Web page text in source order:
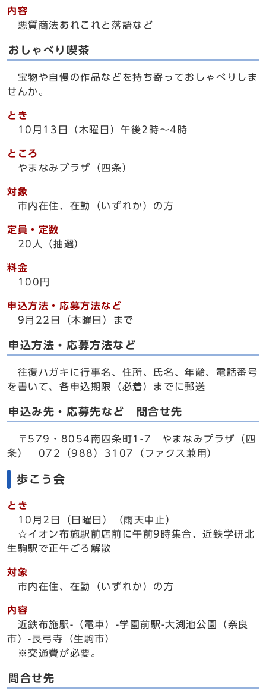
内容
悪質商法あれこれと落語など
おしゃべり喫茶
宝物や自慢の作品などを持ち寄っておしゃべりしま
せんか。
とき
10月13日（木曜日）午後2時～4時
ところ
やまなみプラザ（四条）
対象
市内在住、在勤（いずれか）の方
定員・定数
20人（抽選）
料金
100円
申込方法・応募方法など
9月22日（木曜日）まで
申込方法・応募方法など
往復ハガキに行事名、住所、氏名、年齢、電話番号
を書いて、各申込期限（必着）までに郵送
申込み先・応募先など 問合せ先
〒579・8054南四条町1-7 やまなみプラザ（四
条） 072（988）3107（ファクス兼用）
歩こう会
とき
10月2日（日曜日）（雨天中止）
☆イオン布施駅前店前に午前9時集合、近鉄学研北
生駒駅で正午ごろ解散
対象
市内在住、在勤（いずれか）の方
内容
近鉄布施駅-（電車）-学園前駅-大渕池公園（奈良
市）-長弓寺（生駒市）
※交通費が必要。
問合せ先